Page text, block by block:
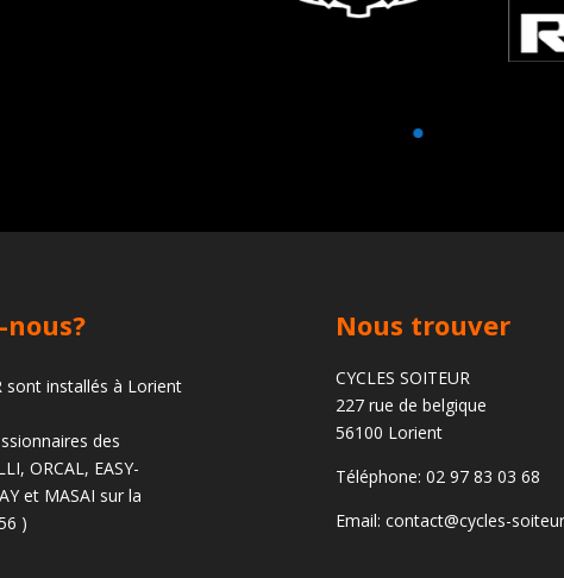
sont installés à Lorient
des
ORCAL, EASY-
et MASAI sur la
)
Nous trouver
CYCLES SOITEUR
227 rue de belgique
56100 Lorient
Téléphone: 02 97 83 03 68
Email: contact@cycles-